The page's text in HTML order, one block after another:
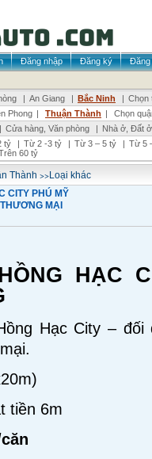
Đăng nhập Đăng ký
Đăng
| An Giang | Bắc Ninh | Chọn
Phong | Thuận Thành |
Chọn
| Cửa hàng, Văn phòng | Nhà ở, Đất ở
tỷ | Từ 2 -3 tỷ | Từ 3 – 5 tỷ | Từ 5
60 tỷ
Thành >>Loại khác
CITY PHÚ MỸ
MẠI
HẠC
Hạc City –
tiền 6m